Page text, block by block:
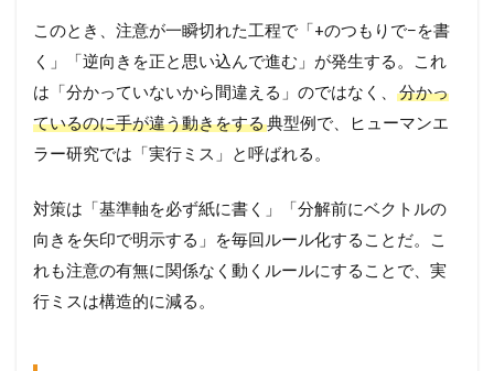
このとき、注意が一瞬切れた工程で「+のつもりで−を書
く」「逆向きを正と思い込んで進む」が発生する。これ
は「分かっていないから間違える」のではなく、
分かっ
ているのに手が違う動きをする典型例で、ヒューマンエ
ラー研究では「実行ミス」と呼ばれる。
対策は「基準軸を必ず紙に書く」「分解前にベクトルの
向きを矢印で明示する」を毎回ルール化することだ。こ
れも注意の有無に関係なく動くルールにすることで、実
行ミスは構造的に減る。